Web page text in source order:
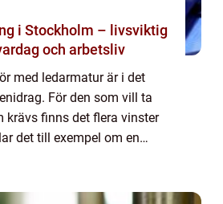
i Stockholm – livsviktig
och arbetsliv
med ledarmatur är i det
För den som vill ta
krävs finns det flera vinster
det till exempel om en